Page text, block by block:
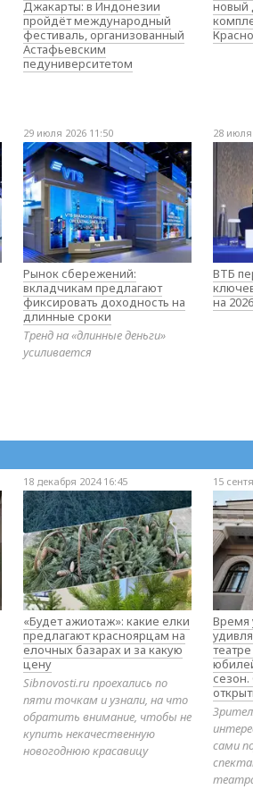
Джакарты: в Индонезии
пройдёт международный
фестиваль, организованный
Астафьевским
педуниверситетом
новый
29 июля 2026 11:50
Рынок сбережений:
вкладчикам предлагают
фиксировать доходность на
длинные сроки
Тренд на «длинные деньги»
усиливается
28 июля
ВТБ
на
18 декабря 2024 16:45
«Будет ажиотаж»: какие елки
предлагают красноярцам на
елочных базарах и за какую
цену
Sibnovosti.ru проехались по
пяти точкам и узнали, на что
обратить внимание, чтобы не
купить некачественную
новогоднюю красавицу
15
Время
сами